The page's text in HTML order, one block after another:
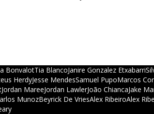
BonvalotTia BlancoJanire Gonzalez Etxabarri
HerdyJesse MendesSamuel PupoMarcos
Jordan MareeJordan LawlerJoão ChiancaJake
MunozBeyrick De VriesAlex RibeiroAlex